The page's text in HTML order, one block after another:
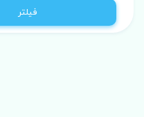
فیلتر